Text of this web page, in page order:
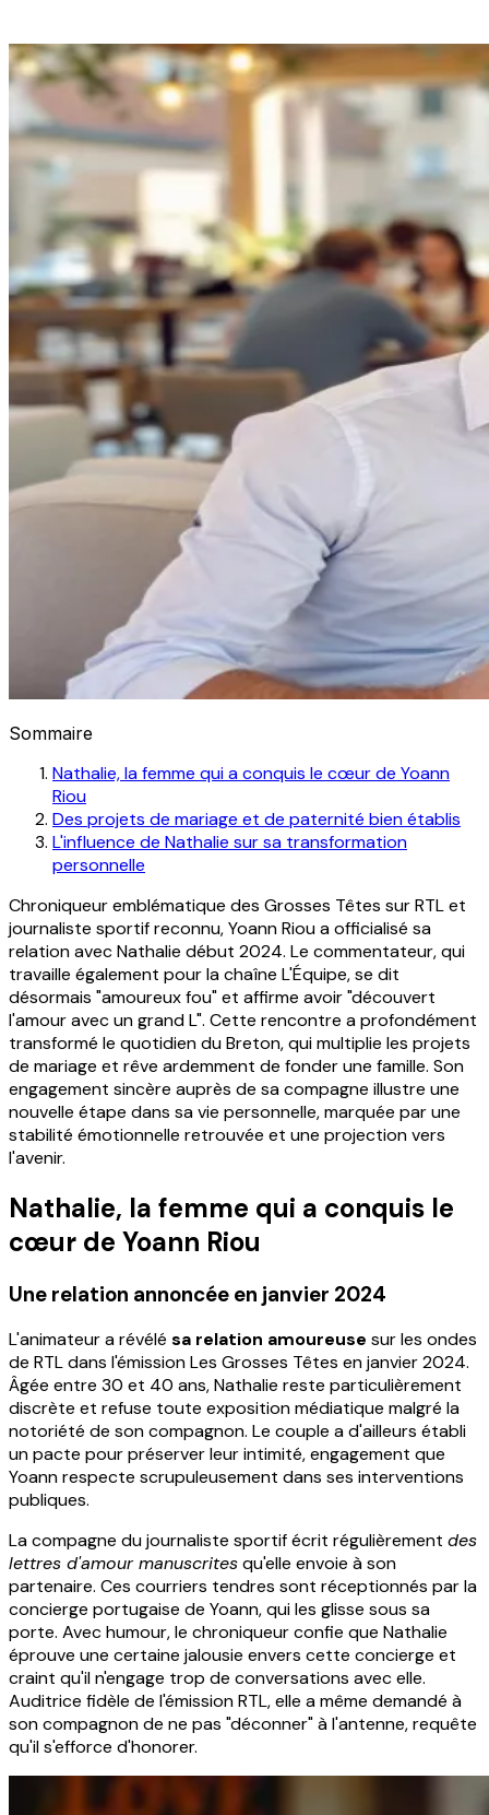
Sommaire
Nathalie, la femme qui a conquis le cœur de Yoann
Riou
Des projets de mariage et de paternité bien établis
L'influence de Nathalie sur sa transformation
personnelle
Chroniqueur emblématique des Grosses Têtes sur RTL et
journaliste sportif reconnu, Yoann Riou a officialisé sa
relation avec Nathalie début 2024. Le commentateur, qui
travaille également pour la chaîne L'Équipe, se dit
désormais "amoureux fou" et affirme avoir "découvert
l'amour avec un grand L". Cette rencontre a profondément
transformé le quotidien du Breton, qui multiplie les projets
de mariage et rêve ardemment de fonder une famille. Son
engagement sincère auprès de sa compagne illustre une
nouvelle étape dans sa vie personnelle, marquée par une
stabilité émotionnelle retrouvée et une projection vers
l'avenir.
Nathalie, la femme qui a conquis le
cœur de Yoann Riou
Une relation annoncée en janvier 2024
L'animateur a révélé sa relation amoureuse sur les ondes
de RTL dans l'émission Les Grosses Têtes en janvier 2024.
Âgée entre 30 et 40 ans, Nathalie reste particulièrement
discrète et refuse toute exposition médiatique malgré la
notoriété de son compagnon. Le couple a d'ailleurs établi
un pacte pour préserver leur intimité, engagement que
Yoann respecte scrupuleusement dans ses interventions
publiques.
La compagne du journaliste sportif écrit régulièrement des
lettres d'amour manuscritesqu'elle envoie à son
partenaire. Ces courriers tendres sont réceptionnés par la
concierge portugaise de Yoann, qui les glisse sous sa
porte. Avec humour, le chroniqueur confie que Nathalie
éprouve une certaine jalousie envers cette concierge et
craint qu'il n'engage trop de conversations avec elle.
Auditrice fidèle de l'émission RTL, elle a même demandé à
son compagnon de ne pas "déconner" à l'antenne, requête
qu'il s'efforce d'honorer.